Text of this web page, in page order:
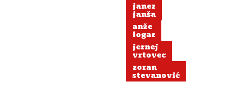
janez
janša
anže
logar
jernej
vrtovec
zoran
stevanović